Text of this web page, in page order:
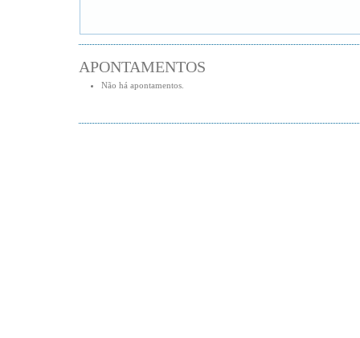
APONTAMENTOS
Não há apontamentos.